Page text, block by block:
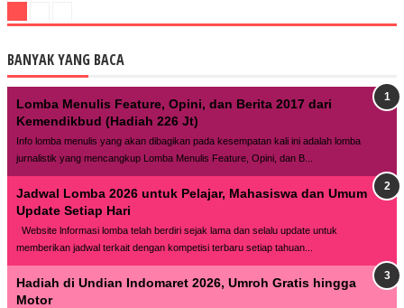
BANYAK YANG BACA
Lomba Menulis Feature, Opini, dan Berita 2017 dari
Kemendikbud (Hadiah 226 Jt)
Info lomba menulis yang akan dibagikan pada kesempatan kali ini adalah lomba
jurnalistik yang mencangkup Lomba Menulis Feature, Opini, dan B...
Jadwal Lomba 2026 untuk Pelajar, Mahasiswa dan Umum
Update Setiap Hari
Website lnformasi lomba telah berdiri sejak lama dan selalu update untuk
memberikan jadwal terkait dengan kompetisi terbaru setiap tahuan...
Hadiah di Undian Indomaret 2026, Umroh Gratis hingga
Motor